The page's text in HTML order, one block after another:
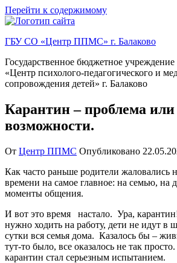
Перейти к содержимому
ГБУ СО «Центр ППМС» г. Балаково
Государственное бюджетное учреждение
«Центр психолого-педагогического и
сопровождения детей» г. Балаково
Карантин – проблема
возможности.
От Центр ППМС Опубликовано
Как часто раньше родители жаловались
времени на самое главное: на семью, на
моменты общения.
И вот это время настало. Ура,
нужно ходить на работу, дети не идут
сутки вся семья дома. Казалось бы –
тут-то было, все оказалось не так
карантин стал серьезным испытанием.